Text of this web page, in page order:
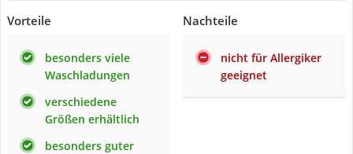
Vorteile
besonders viele
Waschladungen
verschiedene
Größen erhältlich
besonders guter
Nachteile
nicht für Allergiker
geeignet